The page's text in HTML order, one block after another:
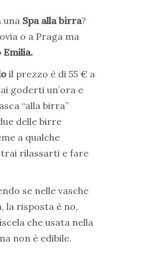
una Spa alla birra?
o a Praga ma
Emilia.
il prezzo è di 55 € a
goderti un’ora e
“alla birra”
delle birre
a qualche
rilassarti e fare
se nelle vasche
la risposta è no,
che usata nella
non è edibile.